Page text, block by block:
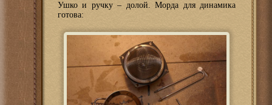
Ушко и ручку – долой. Морда для динамика
готова: